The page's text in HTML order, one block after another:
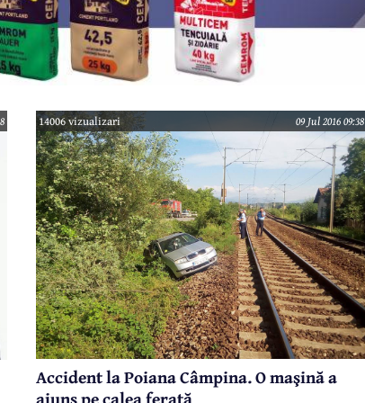
14006 vizualizari 09 Jul 2016 09:38
Accident la Poiana Câmpina. O maşină a